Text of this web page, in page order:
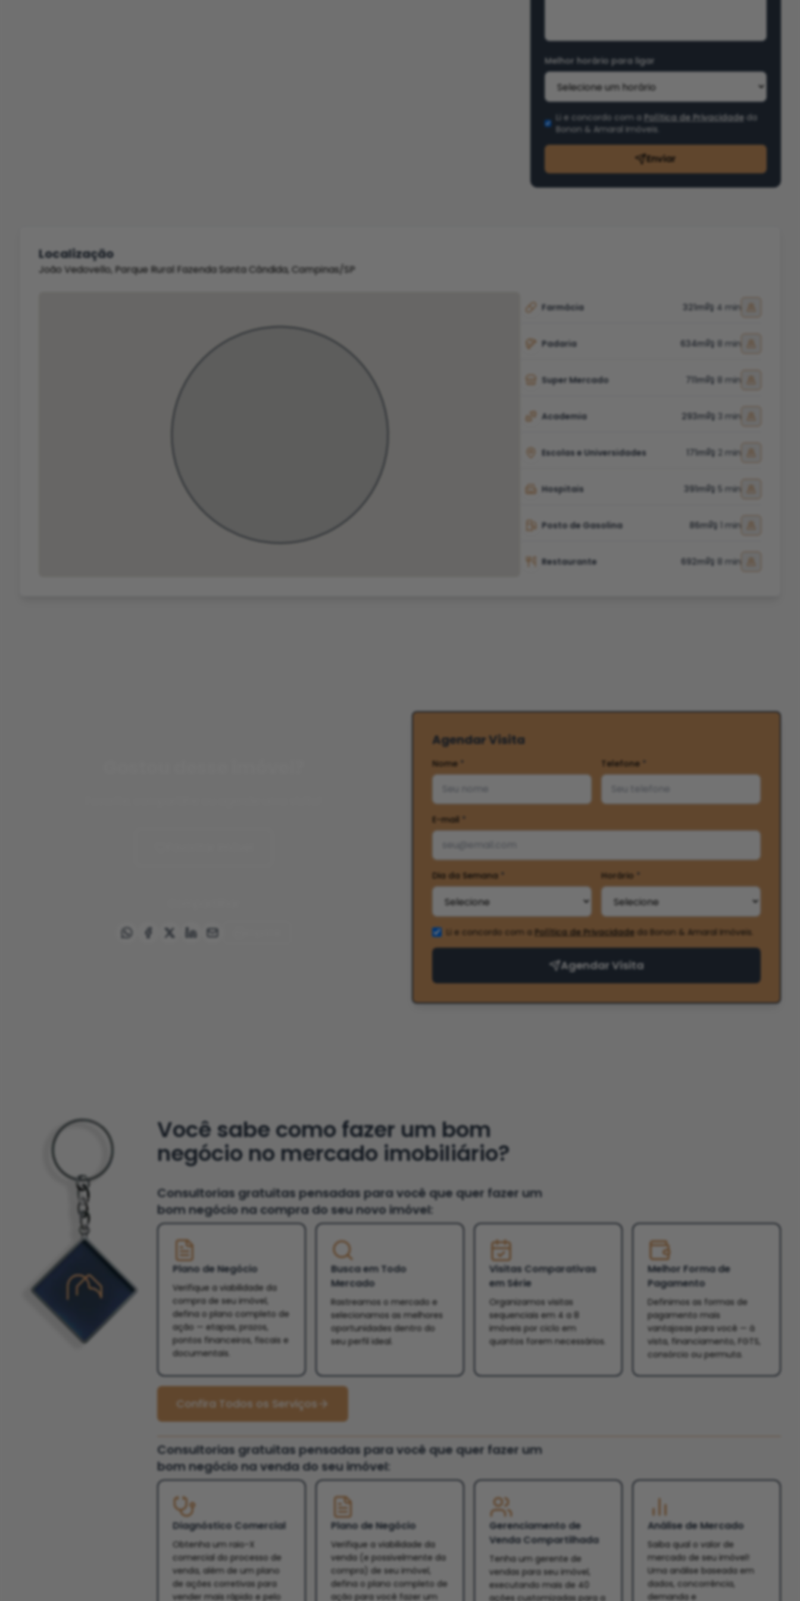
Melhor horário para ligar
Li e concordo com a Política de Privacidadeda
Bonon & Amaral Imóveis
Enviar
Localização
João Vedovello, Parque Rural Fazenda Santa Cândida, Campinas/SP
Farmácia 321m 4 min
Padaria 634m 8 min
Super Mercado 711m 8 min
Academia 293m 3 min
Escolas e Universidades 171m 2 min
Hospitais 391m 5 min
Posto de Gasolina 86m 1 min
Restaurante 692m 8 min
Agendar Visita
Nome * Telefone *
E-mail *
Dia da Semana * Horário *
Li e concordo com a Política de Privacidade da Bonon & Amaral Imóveis
Agendar Visita
Você sabe como fazer um bom
negócio no mercado imobiliário?
Consultorias gratuitas pensadas para você que quer fazer um
bom negócio na compra do seu novo imóvel:
Plano de Negócio
Verifique a viabilidade da
compra de seu imóvel,
defina o plano completo de
ação — etapas, prazos,
pontos financeiros, fiscais e
documentais.
Busca em Todo
Mercado
Rastreamos o mercado e
selecionamos as melhores
oportunidades dentro do
seu perfil ideal.
Visitas Comparativas
em Série
Organizamos visitas
sequenciais em 4 a 8
imóveis por ciclo em
quantos forem necessários.
Melhor Forma de
Pagamento
Definimos as formas de
pagamento mais
vantajosas para você — à
vista, financiamento, FGTS,
consórcio ou permuta.
Confira Todos os Serviços
Consultorias gratuitas pensadas para você que quer fazer um
bom negócio na venda do seu imóvel:
Diagnóstico Comercial
Obtenha um raio-X
comercial do processo de
venda, além de um plano
de ações corretivas para
vender mais rápido e pelo
Plano de Negócio
Verifique a viabilidade da
venda (e possivelmente da
compra) de seu imóvel,
defina o plano completo de
ação para você fazer um
Gerenciamento de
Venda Compartilhada
Tenha um gerente de
vendas para seu imóvel,
executando mais de 40
ações customizadas para a
Análise de Mercado
Saiba qual o valor de
mercado de seu imóvel!
Uma análise baseada em
dados, concorrência,
demanda e